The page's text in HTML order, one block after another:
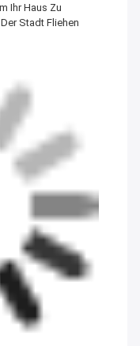
Ihr Haus Zu
Stadt Fliehen